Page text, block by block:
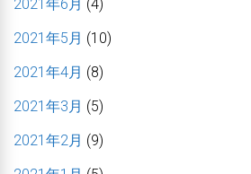
2021年6月 (4)
2021年5月 (10)
2021年4月 (8)
2021年3月 (5)
2021年2月 (9)